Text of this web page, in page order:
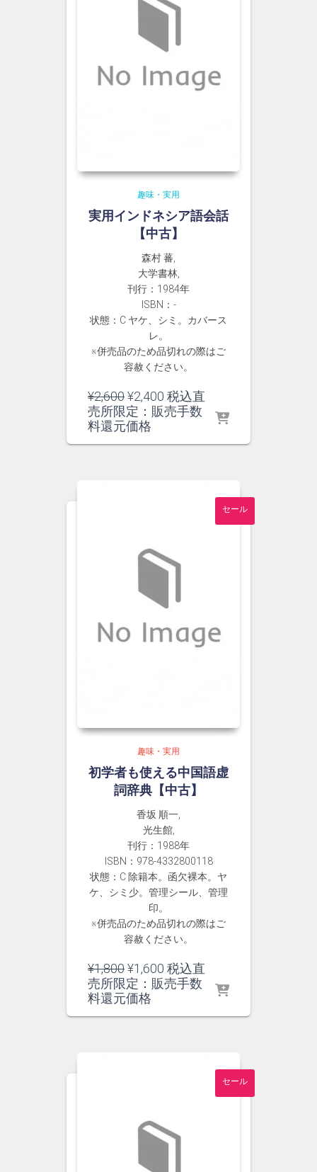
趣味・実用
実用インドネシア語会話
【中古】
森村 蕃,
大学書林,
刊行：1984年
ISBN：-
状態：C ヤケ、シミ。カバース
レ。
※併売品のため品切れの際はご
容赦ください。
¥2,600元
の
価
¥2,400 現
在
税込直
売所限定：販売手数
料還元価格
セール
趣味・実用
初学者も使える中国語虚
詞辞典【中古】
香坂 順一,
光生館,
刊行：1988年
ISBN：978-4332800118
状態：C 除籍本。函欠裸本。ヤ
ケ、シミ少。管理シール、管理
印。
※併売品のため品切れの際はご
容赦ください。
¥1,800元
の
価
¥1,600 現
在
税込直
売所限定：販売手数
料還元価格
セール